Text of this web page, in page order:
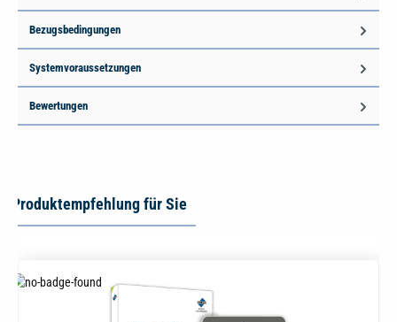
Bezugsbedingungen
Systemvoraussetzungen
Bewertungen
Produktempfehlung für Sie